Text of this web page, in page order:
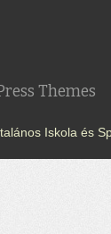
Themes
Iskola és